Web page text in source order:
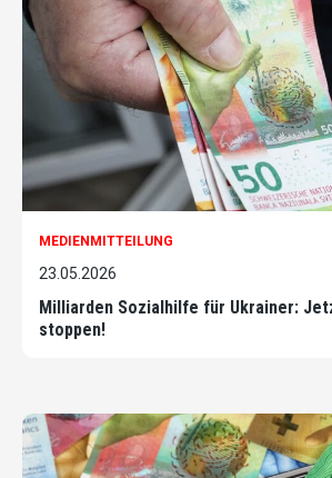
MEDIENMITTEILUNG
23.05.2026
Milliarden Sozialhilfe für Ukrainer:
stoppen!